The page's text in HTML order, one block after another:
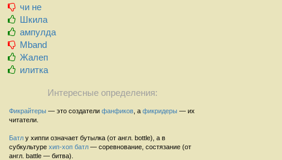
чи не
Шкила
ампулда
Mband
Жалеп
илитка
Интересные определения:
Фикрайтеры — это создатели фанфиков , а фикридеры — их
читатели.
Батл у хиппи означает бутылка (от англ. bottle), а в
субкультуре хип-хоп батл — соревнование, состязание (от
англ. battle — битва).